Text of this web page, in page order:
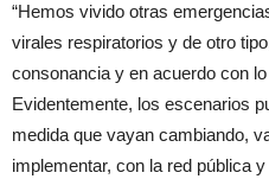
“Hemos vivido otras
virales respiratorios y de otro
consonancia y en acuerdo con
Evidentemente, los escenarios
medida que vayan cambiando,
implementar, con la red pública